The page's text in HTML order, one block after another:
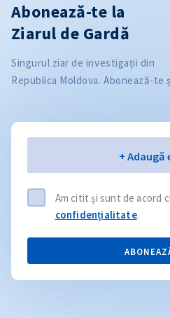
Abonează-te la
Ziarul de Gardă
Singurul ziar de investigații din
Republica Moldova. Abonează-te
+ Adaugă
Am citit și sunt de acord
confidențialitate.